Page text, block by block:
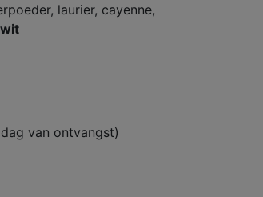
laurier, cayenne,
van ontvangst)